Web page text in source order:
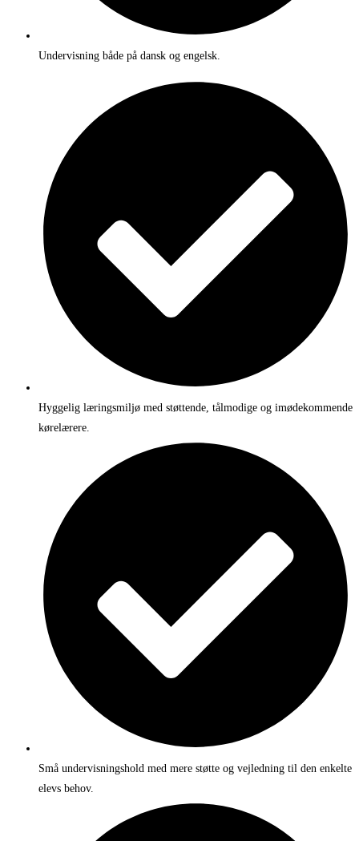
Undervisning både på dansk og engelsk.
Hyggelig læringsmiljø med støttende, tålmodige og imødekommende
kørelærere.
Små undervisningshold med mere støtte og vejledning til den enkelte
elevs behov.